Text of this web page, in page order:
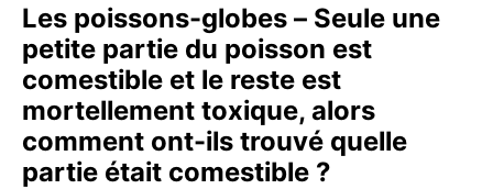
Les poissons-globes – Seule une
petite partie du poisson est
comestible et le reste est
mortellement toxique, alors
comment ont-ils trouvé quelle
partie était comestible ?